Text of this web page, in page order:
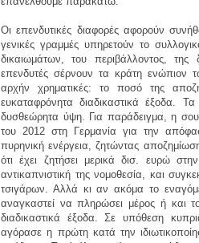
Οι επενδυτικές διαφορές αφορούν
γενικές γραμμές υπηρετούν το
δικαιωμάτων, του περιβάλλοντος, της
επενδυτές σέρνουν τα κράτη ενώπιον
αρχήν χρηματικές: το ποσό της
ευκαταφρόνητα διαδικαστικά έξοδα.
δυσθεώρητα ύψη. Για παράδειγμα, η
του 2012 στη Γερμανία για την
πυρηνική ενέργεια, ζητώντας
ότι έχει ζητήσει μερικά δισ. ευρώ
αντικαπνιστική της νομοθεσία, και
τσιγάρων. Αλλά κι αν ακόμα το
αναγκαστεί να πληρώσει μέρος ή και
διαδικαστικά έξοδα. Σε υπόθεση
αγόρασε η πρώτη κατά την